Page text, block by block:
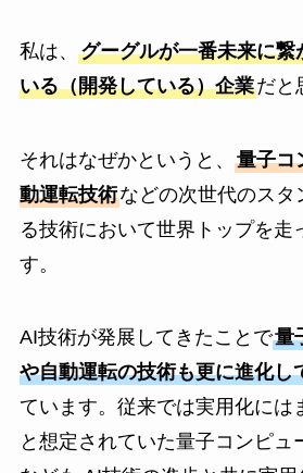
私は、 グーグルが一番未来に繋
いる（開発している）企業だと
それはなぜかというと、 量子コ
動運転技術などの次世代のスタ
る技術において世界トップを走
す。
AI技術が発展してきたことで量
や自動運転の技術も更に進化し
ています。従来では実用化には
と想定されていた量子コンピュ